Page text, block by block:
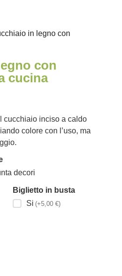
in legno con
con
cucina
cucchiaio inciso a caldo
colore con l’uso, ma
decori
Biglietto in busta
Si (+5,00 €)